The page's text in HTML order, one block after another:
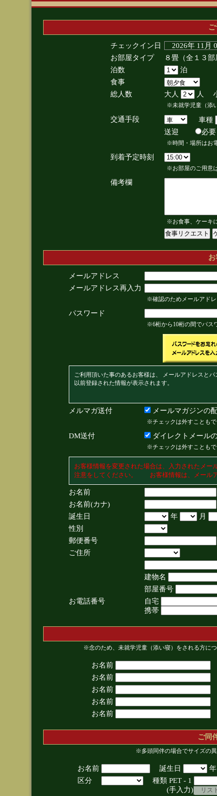
チェックイン日
2026年 11
お部屋タイプ
８畳（全１３
泊数
泊
食事
総人数
大人 人
※未就学児童（添
交通手段
車種
送迎
※時間・場所はお
到着予定時刻
※お部屋のご用意
備考欄
※お食事、ケーキ
メールアドレス
メールアドレス再入力
※確認のためメールアド
パスワード
※6桁から10桁の間でパス
ご利用頂いた事のあるお客様は、 メールアドレスと
以前登録された情報が表示されます。
メルマガ送付 メールマガジンの
※チェックは外すことも
DM送付 ダイレクトメール
※チェックは外すことも
お客様情報を変更された場合は、入力されたメ
注意をしてください。 お客様情報は、メール
お名前
お名前(カナ)
誕生日
年
月
性別
郵便番号
ご住所
建物名
部屋番号
お電話番号
自宅
携帯
※念のため、未就学児童（添い寝）をされる方に
お名前
お名前
お名前
お名前
お名前
ご同
※多頭同伴の場合でサイズの
お名前 誕生日
区分
種類 PET - 1
(手入力)